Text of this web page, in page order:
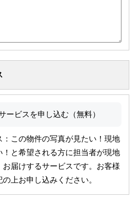
ービスを申し込む（無料）
：この物件の写真が見たい！現地
！と希望される方に担当者が現地
お届けするサービスです。お客様
上お申し込みください。